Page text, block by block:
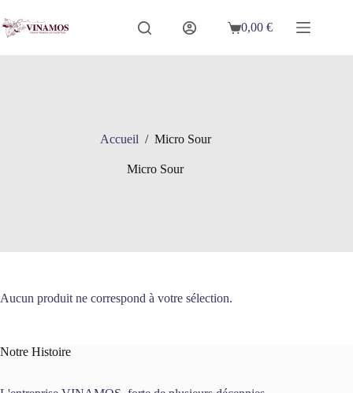
au
contenu
Panier
0,00€
Accueil / Micro Sour
Micro Sour
Aucun produit ne correspond à votre sélection.
Notre Histoire